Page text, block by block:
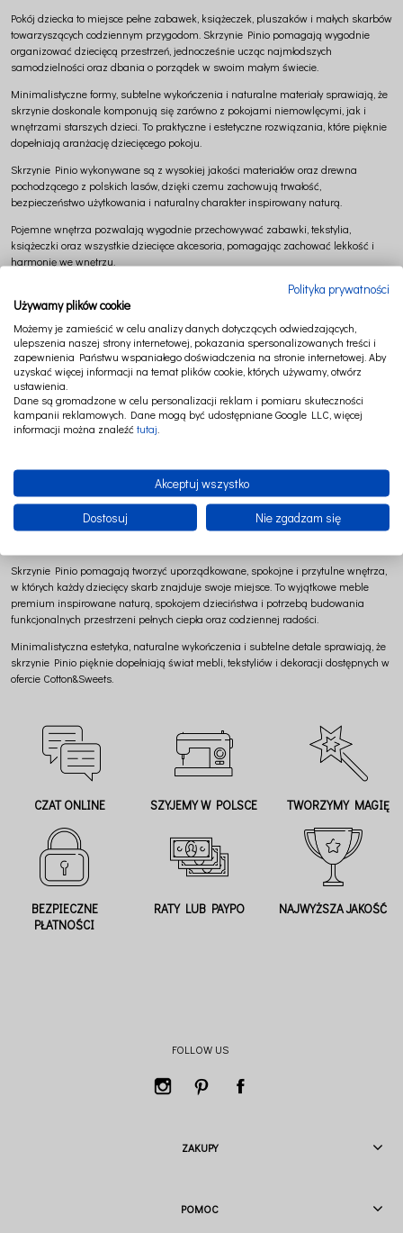
Pokój dziecka to miejsce pełne zabawek, książeczek, pluszaków i małych skarbów
towarzyszących codziennym przygodom. Skrzynie Pinio pomagają wygodnie
organizować dziecięcą przestrzeń, jednocześnie ucząc najmłodszych
samodzielności oraz dbania o porządek w swoim małym świecie.
Minimalistyczne formy, subtelne wykończenia i naturalne materiały sprawiają, że
skrzynie doskonale komponują się zarówno z pokojami niemowlęcymi, jak i
wnętrzami starszych dzieci. To praktyczne i estetyczne rozwiązania, które pięknie
dopełniają aranżację dziecięcego pokoju.
Skrzynie Pinio wykonywane są z wysokiej jakości materiałów oraz drewna
pochodzącego z polskich lasów, dzięki czemu zachowują trwałość,
bezpieczeństwo użytkowania i naturalny charakter inspirowany naturą.
Pojemne wnętrza pozwalają wygodnie przechowywać zabawki, tekstylia,
książeczki oraz wszystkie dziecięce akcesoria, pomagając zachować lekkość i
harmonię we wnętrzu.
W naszej ofercie znajdziesz starannie wyselekcjonowane skrzynie dziecięce
Pinio, które doskonale współgrają z łóżeczkami, regałami, komodami oraz
tekstyliami premium Cotton & Sweets, umożliwiając stworzenie spójnej i
wyjątkowo estetycznej przestrzeni dziecięcej.
Dlaczego warto wybrać skrzynie dziecięce Pinio?
praktyczna organizacja dziecięcego pokoju,
pojemne miejsce na zabawki i dziecięce skarby,
naturalne materiały i wysoka jakość wykonania,
drewno pochodzące z polskich lasów,
bezpieczne i trwałe rozwiązania premium,
harmonijne dopełnienie aranżacji pokoju dziecka.
Piękna przestrzeń pełna harmonii i codziennej wygody
Skrzynie Pinio pomagają tworzyć uporządkowane, spokojne i przytulne wnętrza,
w których każdy dziecięcy skarb znajduje swoje miejsce. To wyjątkowe meble
premium inspirowane naturą, spokojem dzieciństwa i potrzebą budowania
funkcjonalnych przestrzeni pełnych ciepła oraz codziennej radości.
Minimalistyczna estetyka, naturalne wykończenia i subtelne detale sprawiają, że
skrzynie Pinio pięknie dopełniają świat mebli, tekstyliów i dekoracji dostępnych w
ofercie Cotton&Sweets.
CZAT ONLINE SZYJEMY W POLSCE TWORZYMY MAGIĘ
BEZPIECZNE
PŁATNOŚCI
RATY LUB PAYPO NAJWYŻSZA JAKOŚĆ
FOLLOW US
ZAKUPY
POMOC
Polityka prywatności
Używamy plików cookie
Możemy je zamieścić w celu analizy danych dotyczących odwiedzających,
ulepszenia naszej strony internetowej, pokazania spersonalizowanych treści i
zapewnienia Państwu wspaniałego doświadczenia na stronie internetowej. Aby
uzyskać więcej informacji na temat plików cookie, których używamy, otwórz
ustawienia.
Dane są gromadzone w celu personalizacji reklam i pomiaru skuteczności
kampanii reklamowych. Dane mogą być udostępniane Google LLC, więcej
informacji można znaleźć tutaj
Akceptuj wszystko
Dostosuj Nie zgadzam się